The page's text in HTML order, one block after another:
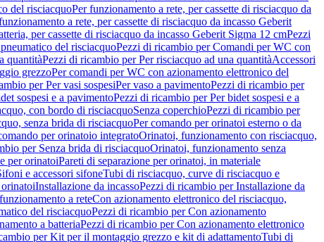
del risciacquoPer funzionamento a rete, per cassette di risciacquo da
a rete, per cassette di risciacquo da incasso Geberit
per cassette di risciacquo da incasso Geberit Sigma 12 cmPezzi
del risciacquoPezzi di ricambio per Comandi per WC con
quantitàPezzi di ricambio per Per risciacquo ad una quantitàAccessori
grezzoPer comandi per WC con azionamento elettronico del
per Per vasi sospesiPer vaso a pavimentoPezzi di ricambio per
sospesi e a pavimentoPezzi di ricambio per Per bidet sospesi e a
con bordo di risciacquoSenza coperchioPezzi di ricambio per
senza brida di risciacquoPer comando per orinatoi esterno o da
per orinatoio integratoOrinatoi, funzionamento con risciacquo,
per Senza brida di risciacquoOrinatoi, funzionamento senza
per orinatoiPareti di separazione per orinatoi, in materiale
e accessori sifoneTubi di risciacquo, curve di risciacquo e
Installazione da incassoPezzi di ricambio per Installazione da
a reteCon azionamento elettronico del risciacquo,
del risciacquoPezzi di ricambio per Con azionamento
a batteriaPezzi di ricambio per Con azionamento elettronico
per Kit per il montaggio grezzo e kit di adattamentoTubi di